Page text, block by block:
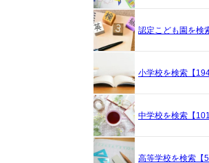
認定こども園を検
小学校を検索【
中学校を検索【
高等学校を検索【